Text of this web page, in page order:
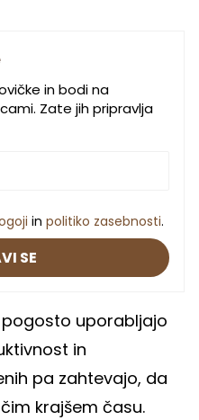
in bodi na
Zate jih pripravlja
in politiko zasebnosti.
SE
pogosto uporabljajo
in
pa zahtevajo, da
krajšem času.